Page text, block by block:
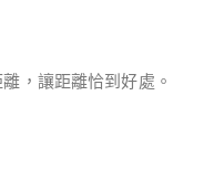
，讓距離恰到好處。